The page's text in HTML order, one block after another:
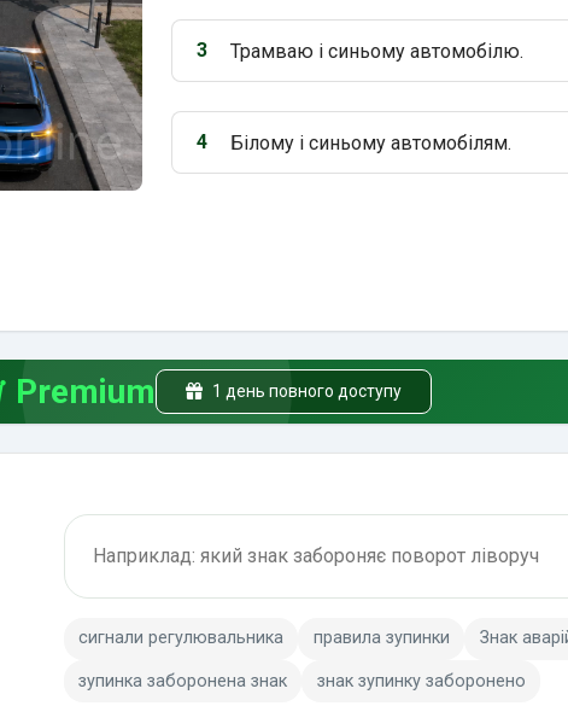
Варіант 3:
3 Трамваю і синьому автомобілю.
Варіант 4:
4 Білому і синьому автомобілям.
Premium 1 день повного доступу
сигнали регулювальника правила зупинки Знак
зупинка заборонена знак знак зупинку заборонено